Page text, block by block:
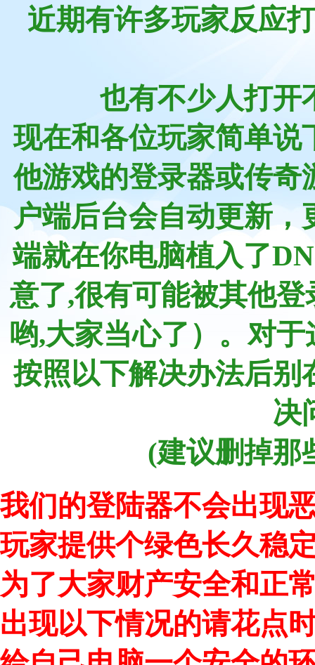
近期有许多玩家反应
也有不少人打开
现在和各位玩家简单说
他游戏的登录器或传奇
户端后台会自动更新，
端就在你电脑植入了
意了,很有可能被其他
哟,大家当心了）。对
按照以下解决办法后别
决
(建议删掉那
我们的登陆器不会出现
玩家提供个绿色长久稳
为了大家财产安全和正
出现以下情况的请花点